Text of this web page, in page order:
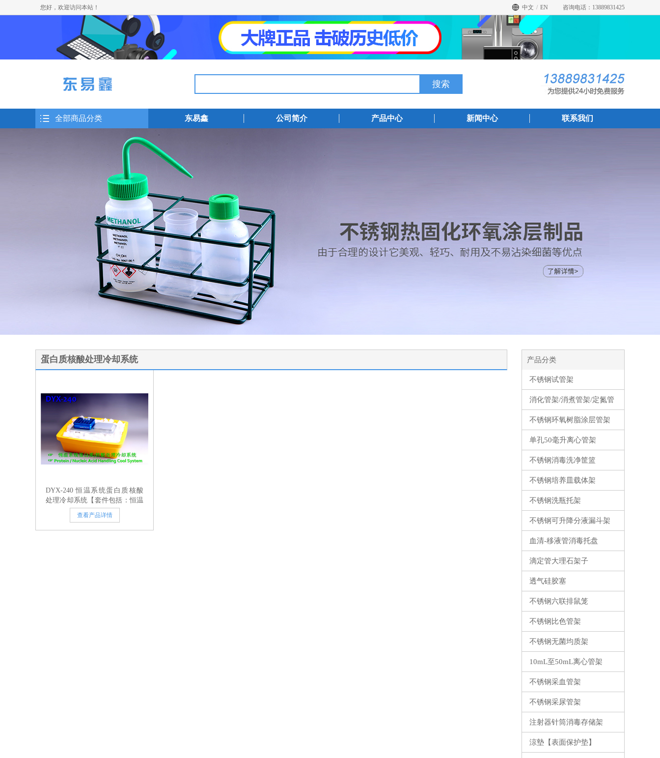
您好，欢迎访问本站！ 中文 / EN 咨询电话：13889831425
全部商品分类 东易鑫 公司简介 产品中心 新闻中心 联系我们
蛋白质核酸处理冷却系统
DYX-240 恒温系统蛋白质核酸
处理冷却系统【套件包括：恒温
盘DYX-128 +恒温槽DYX-536 +
恆溫平台DYX-104 + 冰盒DY60-
13L或DYX-252,DYX-123】
查看产品详情
产品分类
不锈钢试管架
消化管架/消煮管架/定氮管
架
不锈钢环氧树脂涂层管架
单孔50毫升离心管架
不锈钢消毒洗净筐篮
不锈钢培养皿载体架
不锈钢洗瓶托架
不锈钢可升降分液漏斗架
血清-移液管消毒托盘
滴定管大理石架子
透气硅胶塞
不锈钢六联排鼠笼
不锈钢比色管架
不锈钢无菌均质架
10mL至50mL离心管架
不锈钢采血管架
不锈钢采尿管架
注射器针筒消毒存储架
涼墊【表面保护垫】